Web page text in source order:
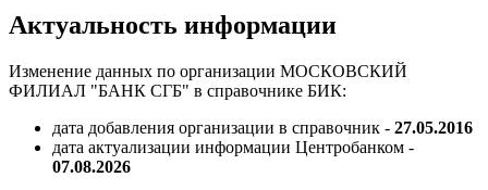
Актуальность информации
Изменение данных по организации МОСКОВСКИЙ
ФИЛИАЛ "БАНК СГБ" в справочнике БИК:
дата добавления организации в справочник - 27.05.2016
дата актуализации информации Центробанком -
07.08.2026